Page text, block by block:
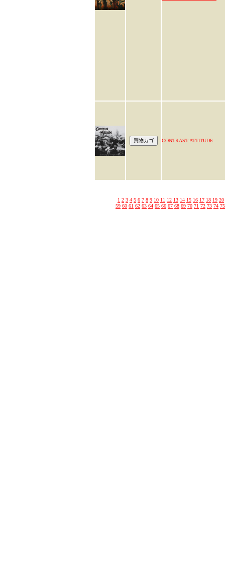
CONTRAST ATTITUDE
1 2 3 4 5 6 7 8 9 10 11 12 13 14 15 16 17 18 19 20
59 60 61 62 63 64 65 66 67 68 69 70 71 72 73 74 75